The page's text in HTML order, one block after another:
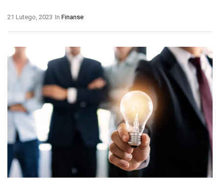
In Finanse
21 Lutego, 2023